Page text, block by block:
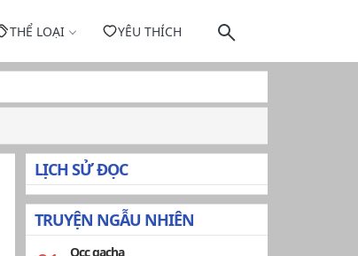
THỂ LOẠI YÊU THÍCH
LỊCH SỬ ĐỌC
TRUYỆN NGẪU NHIÊN
Occ gacha